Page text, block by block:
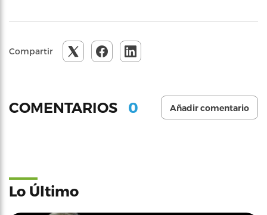
Compartir
COMENTARIOS 0 Añadir comentario
Lo Último